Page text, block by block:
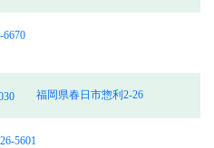
6670
福岡県春日市惣利2-26
5601